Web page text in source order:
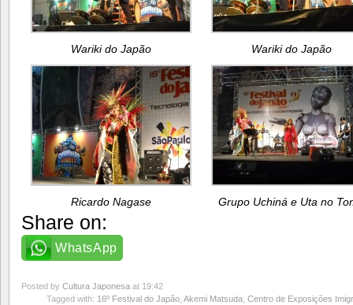
Wariki do Japão Wariki do Japão
Ricardo Nagase Grupo Uchiná e Uta no
Share on:
WhatsApp
Posted by Cultura Japonesa at 19:42
Tagged with: 16º Festival do Japão Akemi Matsuda Centro de Exposições